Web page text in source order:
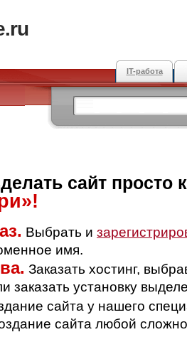
IT-работа
сайт просто
Выбрать и
имя.
Заказать хостинг,
заказать установку
сайта у нашего
сайта любой